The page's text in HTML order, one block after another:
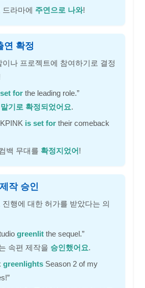
드라마에 주연으로 나와!
연 확정
이나 프로젝트에 참여하기로 결정
for the leading role.”
맡기로 확정되었어요.
is set for their comeback
백 무대를 확정지었어!
작 승인
진행에 대한 허가를 받았다는 의
greenlit the sequel.”
속편 제작을 승인했어요.
greenlights Season 2 of my